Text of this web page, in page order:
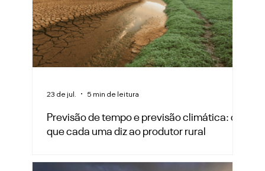
Previsão de tempo e previsão climática: o
que cada uma diz ao produtor rural
23 de jul. 5 min de leitura